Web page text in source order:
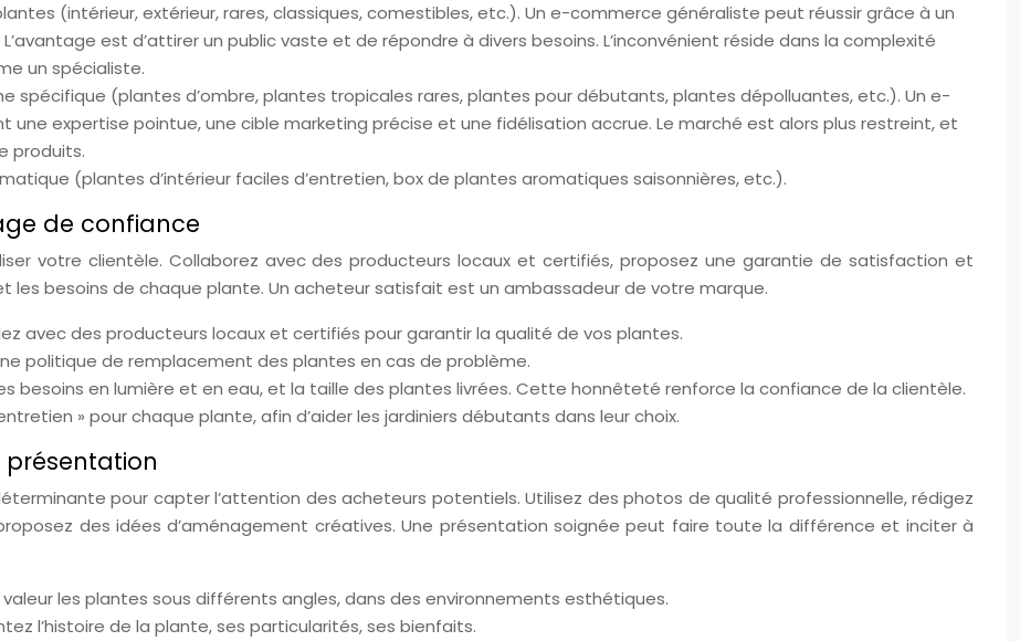
(intérieur, extérieur, rares, classiques, comestibles, etc.). Un e-commerce généraliste peut réussir grâce à un
est d’attirer un public vaste et de répondre à divers besoins. L’inconvénient réside dans la complexité
un spécialiste.
spécifique (plantes d’ombre, plantes tropicales rares, plantes pour débutants, plantes dépolluantes, etc.). Un e-
expertise pointue, une cible marketing précise et une fidélisation accrue. Le marché est alors plus restreint, et
produits.
(plantes d’intérieur faciles d’entretien, box de plantes aromatiques saisonnières, etc.).
de confiance
votre clientèle. Collaborez avec des producteurs locaux et certifiés, proposez une garantie de satisfaction et
les besoins de chaque plante. Un acheteur satisfait est un ambassadeur de votre marque.
avec des producteurs locaux et certifiés pour garantir la qualité de vos plantes.
politique de remplacement des plantes en cas de problème.
besoins en lumière et en eau, et la taille des plantes livrées. Cette honnêteté renforce la confiance de la clientèle.
» pour chaque plante, afin d’aider les jardiniers débutants dans leur choix.
présentation
pour capter l’attention des acheteurs potentiels. Utilisez des photos de qualité professionnelle, rédigez
des idées d’aménagement créatives. Une présentation soignée peut faire toute la différence et inciter à
les plantes sous différents angles, dans des environnements esthétiques.
l’histoire de la plante, ses particularités, ses bienfaits.